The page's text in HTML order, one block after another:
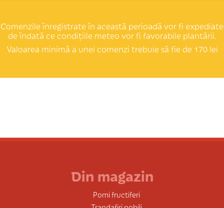
Comenzile înregistrate în această perioadă vor fi expediate
de îndată ce condițiile meteo vor fi favorabile plantării.
Valoarea minimă a unei comenzi trebuie să fie de 170 lei
Din magazin
Pomi fructiferi